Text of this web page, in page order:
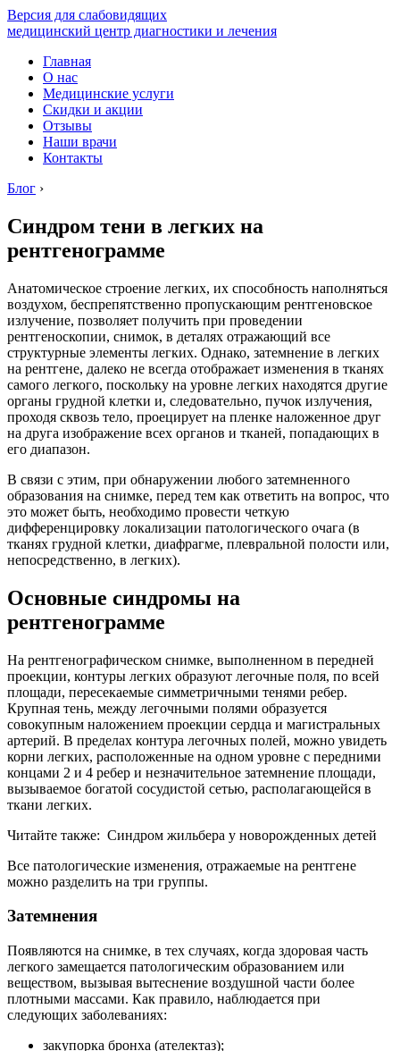
Версия для слабовидящих
медицинский центр диагностики и лечения
Главная
О нас
Медицинские услуги
Скидки и акции
Отзывы
Наши врачи
Контакты
Блог ›
Синдром тени в легких на
рентгенограмме
Анатомическое строение легких, их способность наполняться
воздухом, беспрепятственно пропускающим рентгеновское
излучение, позволяет получить при проведении
рентгеноскопии, снимок, в деталях отражающий все
структурные элементы легких. Однако, затемнение в легких
на рентгене, далеко не всегда отображает изменения в тканях
самого легкого, поскольку на уровне легких находятся другие
органы грудной клетки и, следовательно, пучок излучения,
проходя сквозь тело, проецирует на пленке наложенное друг
на друга изображение всех органов и тканей, попадающих в
его диапазон.
В связи с этим, при обнаружении любого затемненного
образования на снимке, перед тем как ответить на вопрос, что
это может быть, необходимо провести четкую
дифференцировку локализации патологического очага (в
тканях грудной клетки, диафрагме, плевральной полости или,
непосредственно, в легких).
Основные синдромы на
рентгенограмме
На рентгенографическом снимке, выполненном в передней
проекции, контуры легких образуют легочные поля, по всей
площади, пересекаемые симметричными тенями ребер.
Крупная тень, между легочными полями образуется
совокупным наложением проекции сердца и магистральных
артерий. В пределах контура легочных полей, можно увидеть
корни легких, расположенные на одном уровне с передними
концами 2 и 4 ребер и незначительное затемнение площади,
вызываемое богатой сосудистой сетью, располагающейся в
ткани легких.
Читайте также: Синдром жильбера у новорожденных детей
Все патологические изменения, отражаемые на рентгене
можно разделить на три группы.
Затемнения
Появляются на снимке, в тех случаях, когда здоровая часть
легкого замещается патологическим образованием или
веществом, вызывая вытеснение воздушной части более
плотными массами. Как правило, наблюдается при
следующих заболеваниях:
закупорка бронха (ателектаз);